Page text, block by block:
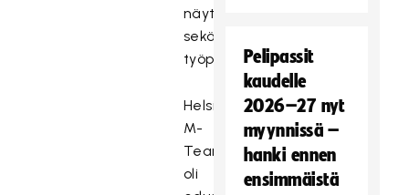
näyttelyitä
sekä
työpajoja.
Helsinkiläisseura
M-
Team
oli
Pelipassit
kaudelle
2026–27 nyt
myynnissä –
hanki ennen
ensimmäistä